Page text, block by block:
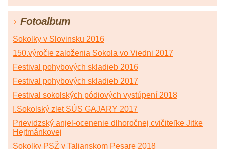
Fotoalbum
Sokolky v Slovinsku 2016
150.výročie založenia Sokola vo Viedni 2017
Festival pohybových skladieb 2016
Festival pohybových skladieb 2017
Festival sokolských pódiových vystúpení 2018
I.Sokolský zlet SÚS GAJARY 2017
Prievidzský anjel-ocenenie dlhoročnej cvičiteľke Jitke
Hejtmánkovej
Sokolky PSŽ v Talianskom Pesare 2018